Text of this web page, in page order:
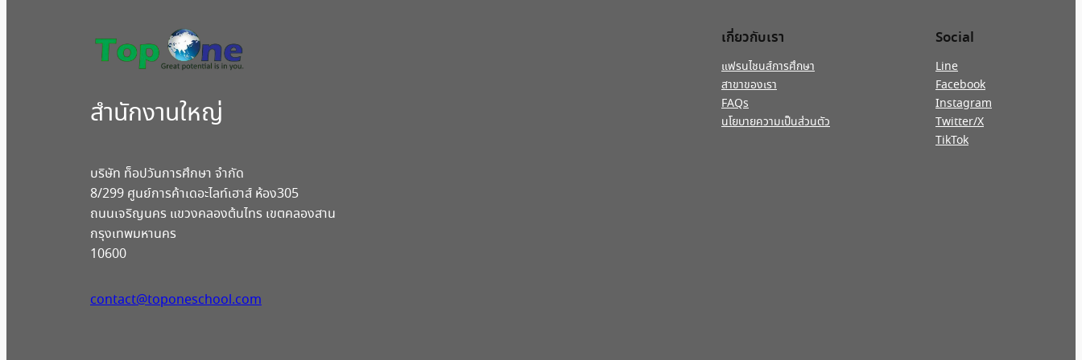
สํานักงานใหญ่
บริษัท ท็อปวันการศึกษา จำกัด
8/299 ศูนย์การค้าเดอะไลท์เฮาส์ ห้อง305
ถนนเจริญนคร แขวงคลองต้นไทร เขตคลองสาน
กรุงเทพมหานคร
10600
contact@toponeschool.com
เกี่ยวกับเรา
แฟรนไชนส์การศึกษา
สาขาของเรา
FAQs
นโยบายความเป็นส่วนตัว
Social
Line
Facebook
Instagram
Twitter/X
TikTok